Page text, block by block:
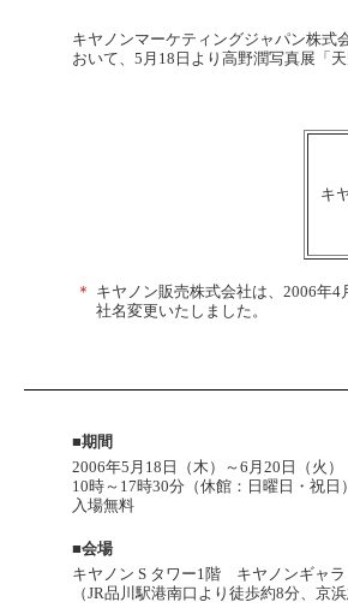
キヤノンマーケティングジャパン株式
おいて、5月18日より高野潤写真展「
キ
＊ キヤノン販売株式会社は、2006年
社名変更いたしました。
■期間
2006年5月18日（木）～6月20日（火）
10時～17時30分（休館：日曜日・祝日）
入場無料
■会場
キヤノン S タワー1階 キヤノンギャラ
（JR品川駅港南口より徒歩約8分、京